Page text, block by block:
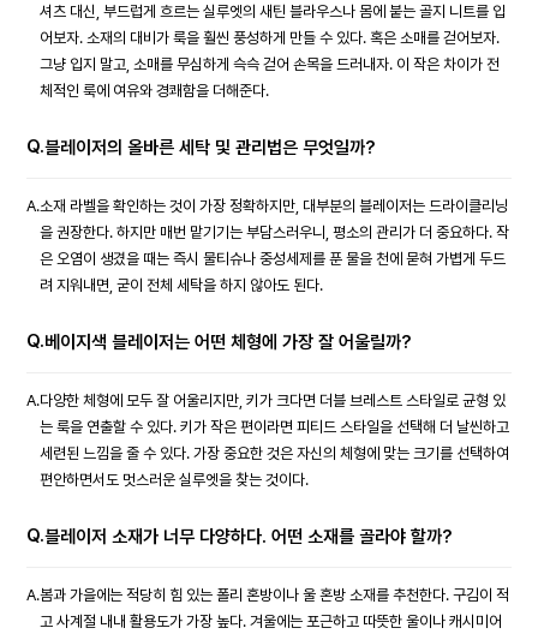
셔츠 대신, 부드럽게 흐르는 실루엣의 새틴 블라우스나 몸에 붙는 골지 니트를 입
어보자. 소재의 대비가 룩을 훨씬 풍성하게 만들 수 있다. 혹은 소매를 걷어보자.
그냥 입지 말고, 소매를 무심하게 슥슥 걷어 손목을 드러내자. 이 작은 차이가 전
체적인 룩에 여유와 경쾌함을 더해준다.
Q.블레이저의 올바른 세탁 및 관리법은 무엇일까?
A.소재 라벨을 확인하는 것이 가장 정확하지만, 대부분의 블레이저는 드라이클리닝
을 권장한다. 하지만 매번 맡기기는 부담스러우니, 평소의 관리가 더 중요하다. 작
은 오염이 생겼을 때는 즉시 물티슈나 중성세제를 푼 물을 천에 묻혀 가볍게 두드
려 지워내면, 굳이 전체 세탁을 하지 않아도 된다.
Q.베이지색 블레이저는 어떤 체형에 가장 잘 어울릴까?
A.다양한 체형에 모두 잘 어울리지만, 키가 크다면 더블 브레스트 스타일로 균형 있
는 룩을 연출할 수 있다. 키가 작은 편이라면 피티드 스타일을 선택해 더 날씬하고
세련된 느낌을 줄 수 있다. 가장 중요한 것은 자신의 체형에 맞는 크기를 선택하여
편안하면서도 멋스러운 실루엣을 찾는 것이다.
Q.블레이저 소재가 너무 다양하다. 어떤 소재를 골라야 할까?
A.봄과 가을에는 적당히 힘 있는 폴리 혼방이나 울 혼방 소재를 추천한다. 구김이 적
고 사계절 내내 활용도가 가장 높다. 겨울에는 포근하고 따뜻한 울이나 캐시미어